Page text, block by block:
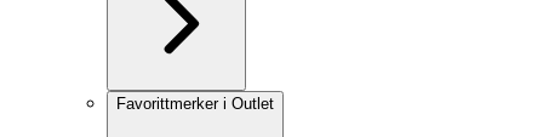
Favorittmerker i Outlet